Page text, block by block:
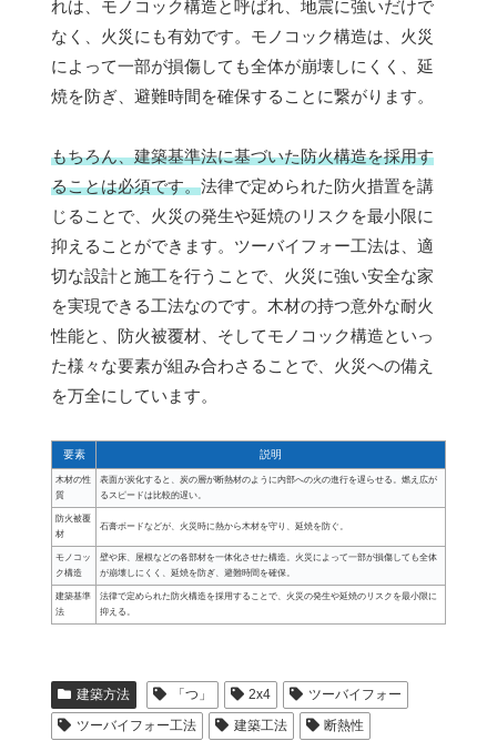
れは、モノコック構造と呼ばれ、地震に強いだけで
なく、火災にも有効です。モノコック構造は、火災
によって一部が損傷しても全体が崩壊しにくく、延
焼を防ぎ、避難時間を確保することに繋がります。
もちろん、建築基準法に基づいた防火構造を採用す
ることは必須です。法律で定められた防火措置を講
じることで、火災の発生や延焼のリスクを最小限に
抑えることができます。ツーバイフォー工法は、適
切な設計と施工を行うことで、火災に強い安全な家
を実現できる工法なのです。木材の持つ意外な耐火
性能と、防火被覆材、そしてモノコック構造といっ
た様々な要素が組み合わさることで、火災への備え
を万全にしています。
要素 説明
木材の性
質
表面が炭化すると、炭の層が断熱材のように内部への火の進行を遅らせる。燃え広が
るスピードは比較的遅い。
防火被覆
材
石膏ボードなどが、火災時に熱から木材を守り、延焼を防ぐ。
モノコッ
ク構造
壁や床、屋根などの各部材を一体化させた構造。火災によって一部が損傷しても全体
が崩壊しにくく、延焼を防ぎ、避難時間を確保。
建築基準
法
法律で定められた防火構造を採用することで、火災の発生や延焼のリスクを最小限に
抑える。
建築方法 「つ」 2x4
ツーバイフォー
ツーバイフォー工法
建築工法
断熱性